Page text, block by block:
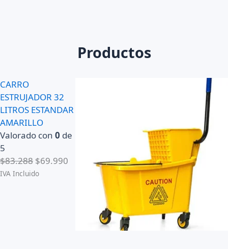
Productos
CARRO
ESTRUJADOR 32
LITROS ESTANDAR
AMARILLO
Valorado con 0 de
5
$83.288 E
l
$69.990
IVA Incluido